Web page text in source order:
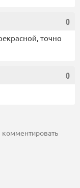
0
точно
0
комментировать